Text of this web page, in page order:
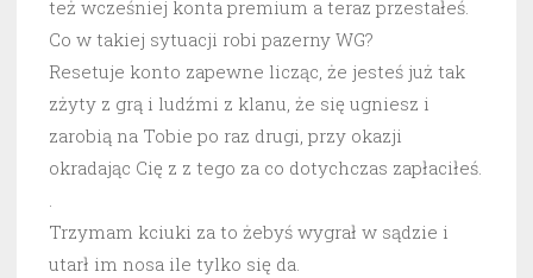
też wcześniej konta premium a teraz przestałeś.
Co w takiej sytuacji robi pazerny WG?
Resetuje konto zapewne licząc, że jesteś już tak
zżyty z grą i ludźmi z klanu, że się ugniesz i
zarobią na Tobie po raz drugi, przy okazji
okradając Cię z z tego za co dotychczas zapłaciłeś.
.
Trzymam kciuki za to żebyś wygrał w sądzie i
utarł im nosa ile tylko się da.